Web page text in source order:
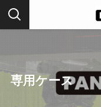
専用ケース